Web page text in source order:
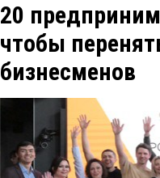
20
чтобы
бизнесменов